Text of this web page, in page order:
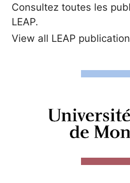
Consultez toutes les
LEAP.
View all LEAP